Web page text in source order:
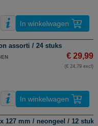
In winkelwagen
assorti / 24 stuks
€ 29,99
(€ 24,79 excl)
In winkelwagen
mm / neongeel / 12 stuks